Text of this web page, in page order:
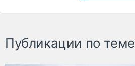
Публикации по теме